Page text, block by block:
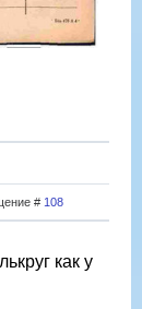
# 108
как у